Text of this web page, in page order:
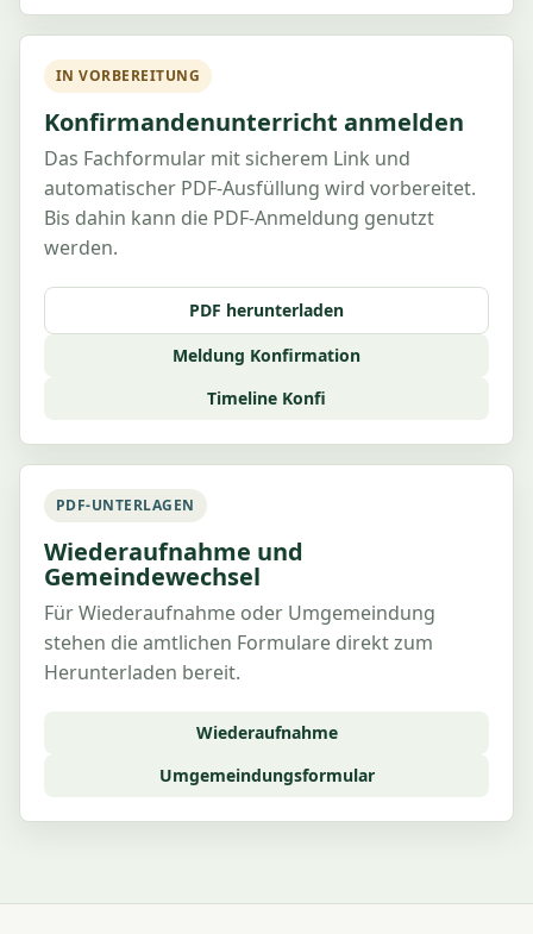
IN VORBEREITUNG
Konfirmandenunterricht anmelden
Das Fachformular mit sicherem Link und
automatischer PDF-Ausfüllung wird vorbereitet.
Bis dahin kann die PDF-Anmeldung genutzt
werden.
PDF herunterladen
Meldung Konfirmation
Timeline Konfi
PDF-UNTERLAGEN
Wiederaufnahme und
Gemeindewechsel
Für Wiederaufnahme oder Umgemeindung
stehen die amtlichen Formulare direkt zum
Herunterladen bereit.
Wiederaufnahme
Umgemeindungsformular